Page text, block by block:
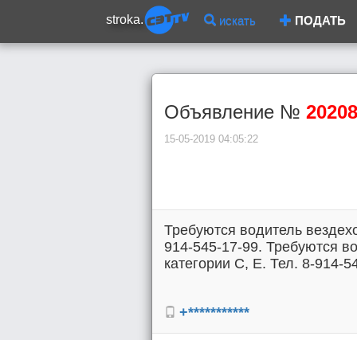
stroka. искать ПОДАТЬ
Объявление № 20208
15-05-2019 04:05:22
Требуются водитель
914-545-17-99. Требуются
категории С, Е. Тел. 8-914-
+***********